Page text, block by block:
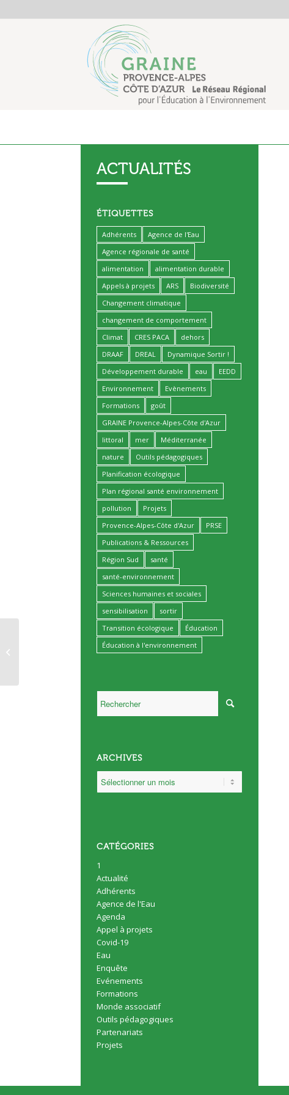
ACTUALITÉS
ÉTIQUETTES
Adhérents
Agence de l'Eau
Agence régionale de santé
alimentation
alimentation durable
Appels à projets
ARS
Biodiversité
Changement climatique
changement de comportement
Climat
CRES PACA
dehors
DRAAF
DREAL
Dynamique Sortir !
Développement durable
eau
EEDD
Environnement
Evènements
Formations
goût
GRAINE Provence-Alpes-Côte d'Azur
littoral
mer
Méditerranée
nature
Outils pédagogiques
Planification écologique
Plan régional santé environnement
pollution
Projets
Provence-Alpes-Côte d'Azur
PRSE
Publications & Ressources
Région Sud
santé
santé-environnement
Sciences humaines et sociales
sensibilisation
sortir
Transition écologique
Éducation
Éducation à l'environnement
ARCHIVES
CATÉGORIES
1
Actualité
Adhérents
Agence de l'Eau
Agenda
Appel à projets
Covid-19
Eau
Enquête
Evénements
Formations
Monde associatif
Outils pédagogiques
Partenariats
Projets
Conférence : Découvrir